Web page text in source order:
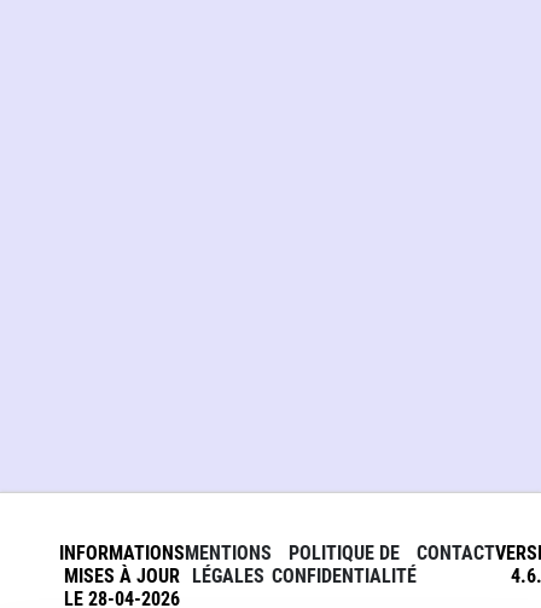
INFORMATIONS
MISES À JOUR
LE 28-04-2026
MENTIONS
LÉGALES
POLITIQUE DE
CONFIDENTIALITÉ
CONTACT